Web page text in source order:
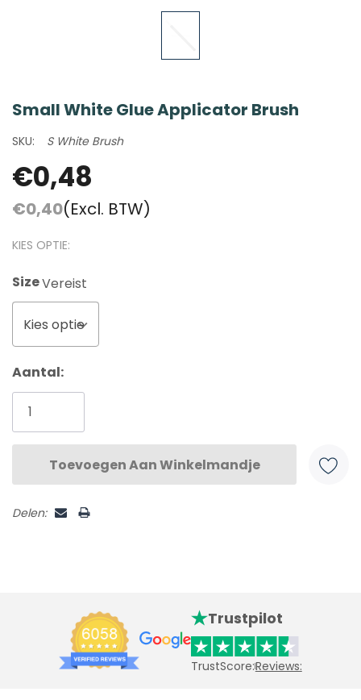
Small White Glue Applicator Brush
SKU: S White Brush
€0,48
€0,40(Excl. BTW)
KIES OPTIE:
SizeVereist
Kies optie
Huidige
voorraad:
Aantal:
Delen:
Trustpilot
TrustScore:Reviews: